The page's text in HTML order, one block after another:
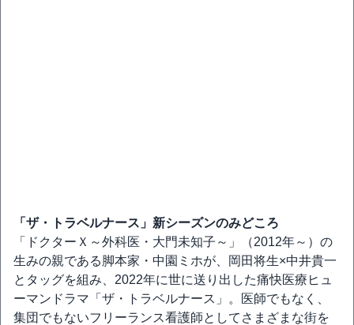
「ザ・トラベルナース」新シーズンのみどころ
「ドクターＸ～外科医・大門未知子～」（2012年～）の
生みの親である脚本家・中園ミホが、岡田将生×中井貴一
とタッグを組み、2022年に世に送り出した痛快医療ヒュ
ーマンドラマ「ザ・トラベルナース」。医師でもなく、
集団でもないフリーランス看護師としてさまざまな街を